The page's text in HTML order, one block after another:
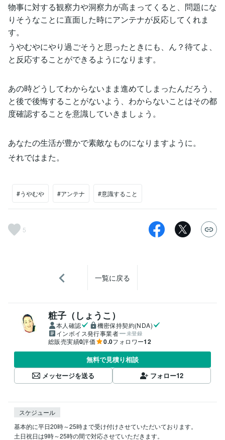
物事に対する観察力や洞察力が高まってくると、問題にな
りそうなことに直面した時にアンテナが反応してくれま
す。
うやむやにやり過ごそうと思ったときにも、ん？待てよ、
と反応することができるようになります。
あの時どうしてわからないまま進めてしまったんだろう、
と後で後悔することがないよう、わからないことはその都
度確認することを意識していきましょう。
あなたの生活が豊かで素敵なものになりますように。
それではまた。
#うやむや #アンテナ #意識すること
5
一覧に戻る
粧子（しょうこ）
本人確認
機密保持契約(NDA)
インボイス発行事業者
未登録
総販売実績0評価 0.0フォロワー12
無料で見積り相談
メッセージを送る
フォロー12
スケジュール
基本的に平日20時～25時まで受け付けさせていただいております。
土日祝日は9時～25時の間で対応させていただきます。